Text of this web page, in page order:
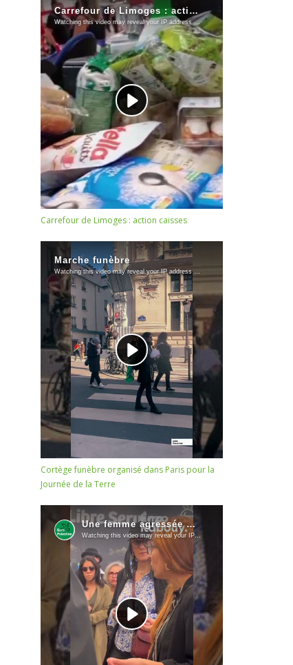
Carrefour de Limoges : action caisses
Cortège funèbre organisé dans Paris pour la
Journée de la Terre